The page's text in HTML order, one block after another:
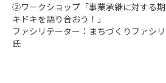
②ワークショップ「事業承継に対する
キドキを語り合おう！」
ファシリテーター：まちづくりファシ
氏